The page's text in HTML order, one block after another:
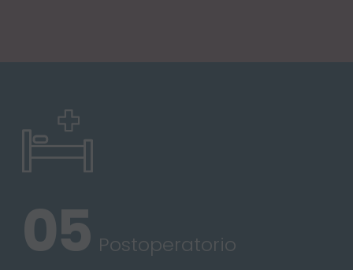
Postoperatorio